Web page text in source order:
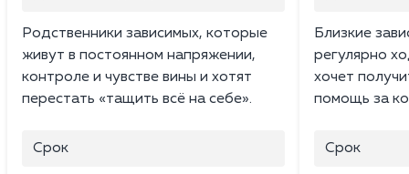
Родственники зависимых, которые
живут в постоянном напряжении,
контроле и чувстве вины и хотят
перестать «тащить всё на себе».
Срок
Близкие
регулярно
хочет
помощь за
Срок